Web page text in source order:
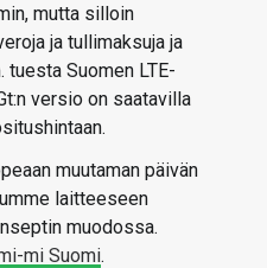
mutta silloin
ja tullimaksuja ja
tuesta Suomen LTE-
versio on saatavilla
muutaman päivän
laitteeseen
muodossa.
mi Suomi.